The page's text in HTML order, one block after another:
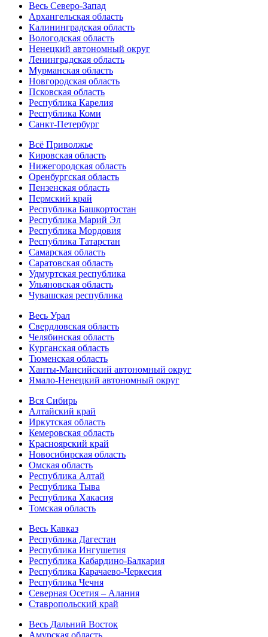
Весь Северо-Запад
Архангельская область
Калининградская область
Вологодская область
Ненецкий автономный округ
Ленинградская область
Мурманская область
Новгородская область
Псковская область
Республика Карелия
Республика Коми
Санкт-Петербург
Всё Приволжье
Кировская область
Нижегородская область
Оренбургская область
Пензенская область
Пермский край
Республика Башкортостан
Республика Марий Эл
Республика Мордовия
Республика Татарстан
Самарская область
Саратовская область
Удмуртская республика
Ульяновская область
Чувашская республика
Весь Урал
Свердловская область
Челябинская область
Курганская область
Тюменская область
Ханты-Мансийский автономный округ
Ямало-Ненецкий автономный округ
Вся Сибирь
Алтайский край
Иркутская область
Кемеровская область
Красноярский край
Новосибирская область
Омская область
Республика Алтай
Республика Тыва
Республика Хакасия
Томская область
Весь Кавказ
Республика Дагестан
Республика Ингушетия
Республика Кабардино-Балкария
Республика Карачаево-Черкесия
Республика Чечня
Северная Осетия – Алания
Ставропольский край
Весь Дальний Восток
Амурская область